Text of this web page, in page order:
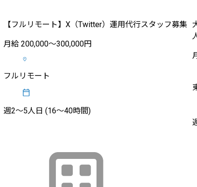
【フルリモート】X（Twitter）運用代行スタッフ募集
月給 200,000〜300,000円
フルリモート
週2〜5人日 (16〜40時間)